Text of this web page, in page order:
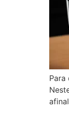
Para